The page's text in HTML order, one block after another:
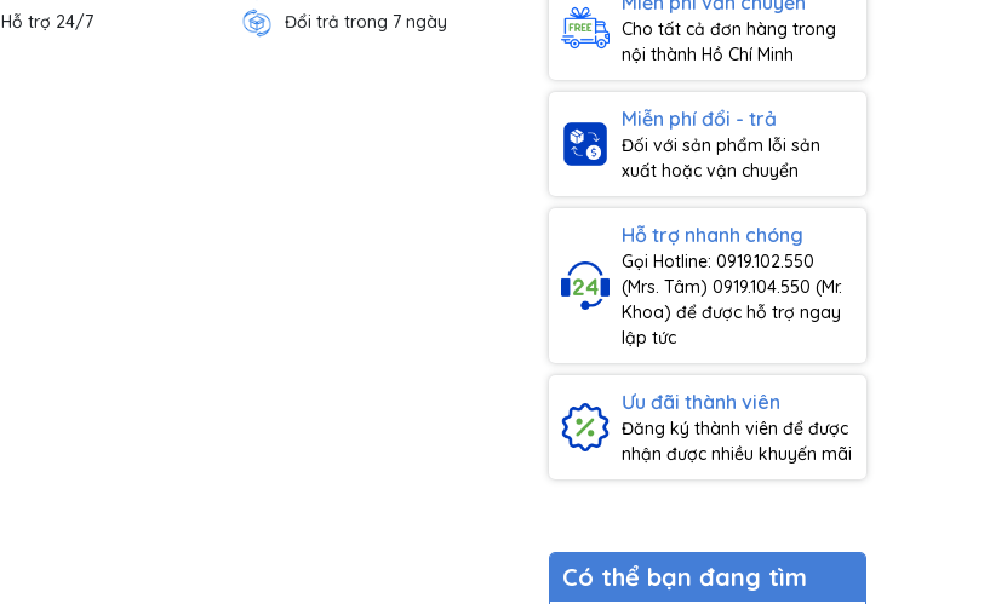
Hỗ trợ 24/7
Đổi trả trong 7 ngày
Cho tất cả đơn hàng trong
nội thành Hồ Chí Minh
Miễn phí đổi - trả
Đối với sản phẩm lỗi sản
xuất hoặc vận chuyển
Hỗ trợ nhanh chóng
Gọi Hotline: 0919.102.550
(Mrs. Tâm) 0919.104.550 (Mr.
Khoa) để được hỗ trợ ngay
lập tức
Ưu đãi thành viên
Đăng ký thành viên để được
nhận được nhiều khuyến mãi
Có thể bạn đang tìm